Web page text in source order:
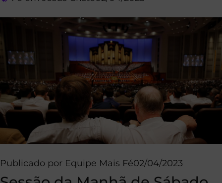
Publicado por Equipe Mais Fé02/04/2023